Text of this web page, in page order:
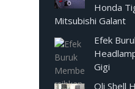
Honda
Mitsubishi Galant
Efek
Gigi
Oli Shell